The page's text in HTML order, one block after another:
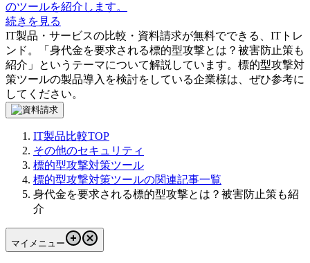
のツールを紹介します。
続きを見る
IT製品・サービスの比較・資料請求が無料でできる、ITトレ
ンド。「 身代金を要求される標的型攻撃とは？被害防止策も
紹介 」というテーマについて解説しています。 標的型攻撃対
策ツールの製品導入を検討をしている企業様は、ぜひ参考に
してください。
IT製品比較TOP
その他のセキュリティ
標的型攻撃対策ツール
標的型攻撃対策ツールの関連記事一覧
身代金を要求される標的型攻撃とは？被害防止策も紹
介
マイメニュー